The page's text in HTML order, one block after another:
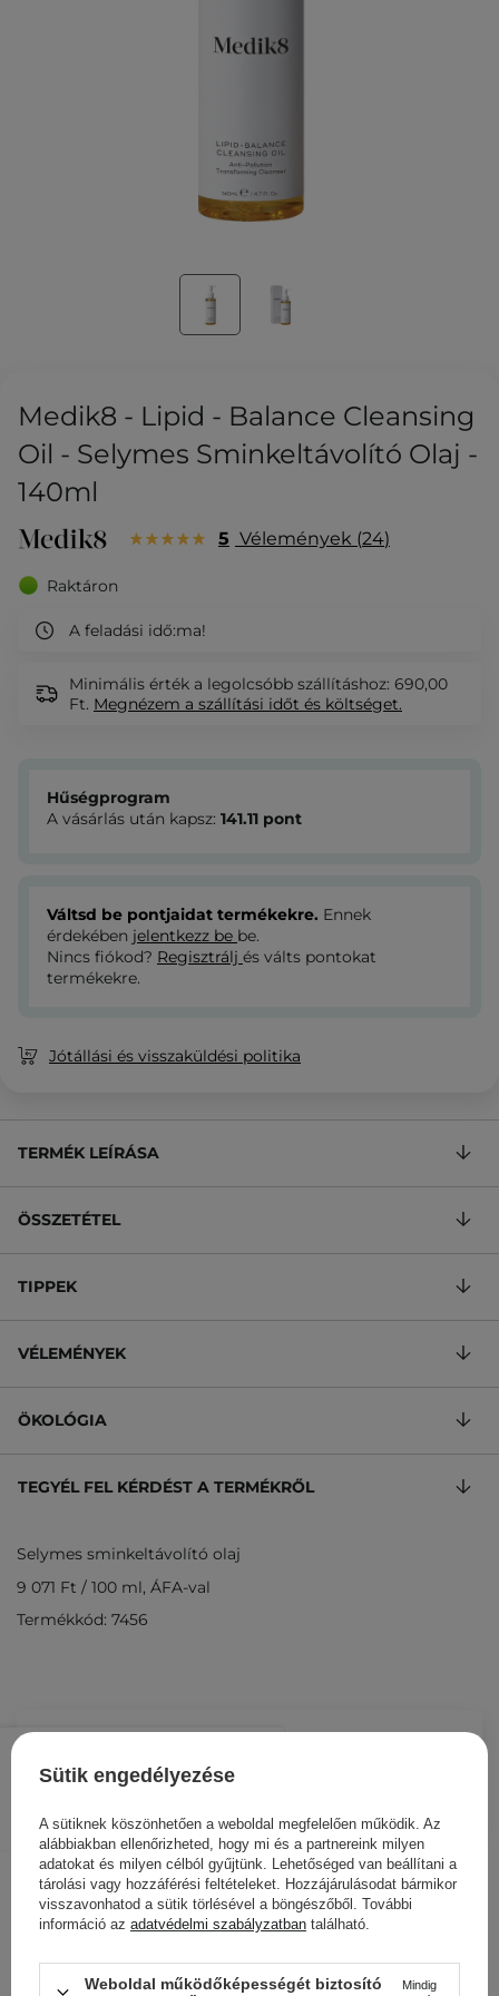
Medik8 - Lipid - Balance Cleansing
Oil - Selymes Sminkeltávolító Olaj -
140ml
5 Vélemények 24
Raktáron
A feladási idő:ma!
Minimális érték a legolcsóbb szállításhoz: 690,00
Ft. Megnézem a szállítási időt és költséget.
12 700 Ft
Hűségprogram
A vásárlás után kapsz: 141.11 pont
Váltsd be pontjaidat termékekre. Ennek
érdekében jelentkezz be be.
Nincs fiókod? Regisztrálj és válts pontokat
termékekre.
Jótállási és visszaküldési politika
TERMÉK LEÍRÁSA
ÖSSZETÉTEL
TIPPEK
VÉLEMÉNYEK
ÖKOLÓGIA
TEGYÉL FEL KÉRDÉST A TERMÉKRŐL
Selymes sminkeltávolító olaj
9 071 Ft / 100 ml, ÁFA-val
Termékkód: 7456
Más ügyfeleink ezeket is
nézegették
Sütik engedélyezése
A sütiknek köszönhetően a weboldal megfelelően működik. Az
alábbiakban ellenőrizheted, hogy mi és a partnereink milyen
adatokat és milyen célból gyűjtünk. Lehetőséged van beállítani a
tárolási vagy hozzáférési feltételeket. Hozzájárulásodat bármikor
visszavonhatod a sütik törlésével a böngészőből. További
információ az adatvédelmi szabályzatban található.
Weboldal működőképességét biztosító
Mindig